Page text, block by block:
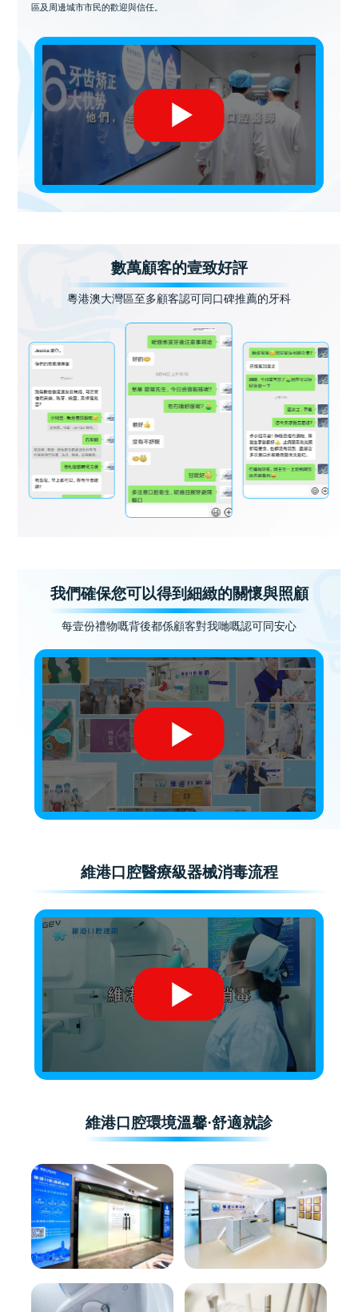
區及周邊城市市民的歡迎與信任。
數萬顧客的壹致好評
粵港澳大灣區至多顧客認可同口碑推薦的牙科
我們確保您可以得到細緻的關懷與照顧
每壹份禮物嘅背後都係顧客對我哋嘅認可同安心
維港口腔醫療級器械消毒流程
維港口腔環境溫馨·舒適就診